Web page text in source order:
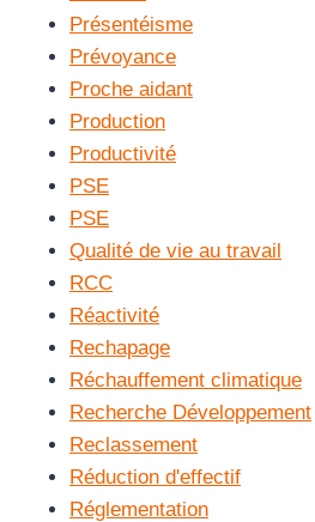
Présentéisme
Prévoyance
Proche aidant
Production
Productivité
PSE
PSE
Qualité de vie au travail
RCC
Réactivité
Rechapage
Réchauffement climatique
Recherche Développement
Reclassement
Réduction d'effectif
Réglementation